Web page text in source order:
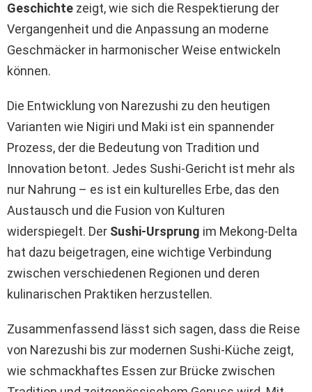
Geschichte zeigt, wie sich die Respektierung der
Vergangenheit und die Anpassung an moderne
Geschmäcker in harmonischer Weise entwickeln
können.
Die Entwicklung von Narezushi zu den heutigen
Varianten wie Nigiri und Maki ist ein spannender
Prozess, der die Bedeutung von Tradition und
Innovation betont. Jedes Sushi-Gericht ist mehr als
nur Nahrung – es ist ein kulturelles Erbe, das den
Austausch und die Fusion von Kulturen
widerspiegelt. Der Sushi-Ursprung im Mekong-Delta
hat dazu beigetragen, eine wichtige Verbindung
zwischen verschiedenen Regionen und deren
kulinarischen Praktiken herzustellen.
Zusammenfassend lässt sich sagen, dass die Reise
von Narezushi bis zur modernen Sushi-Küche zeigt,
wie schmackhaftes Essen zur Brücke zwischen